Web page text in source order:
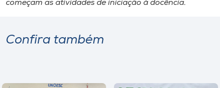
começam as atividades de iniciação à docência.
Confira também